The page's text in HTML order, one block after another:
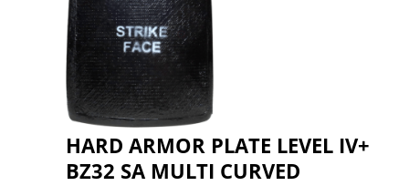
HARD ARMOR PLATE LEVEL IV+
BZ32 SA MULTI CURVED